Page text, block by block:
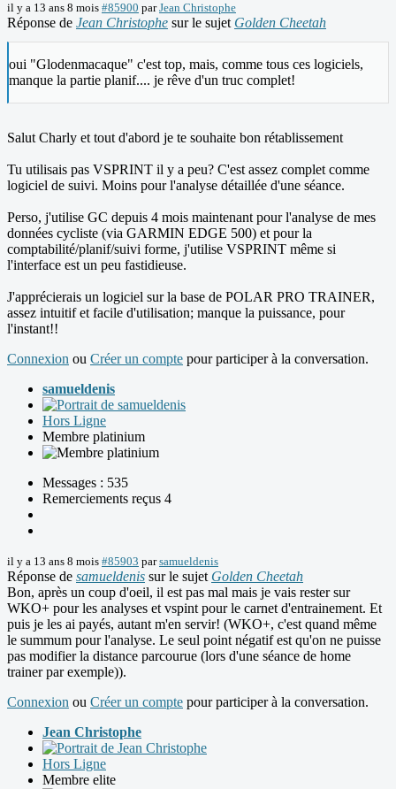
il y a 13 ans 8 mois #85900 parJean Christophe
Réponse de Jean Christophe sur le sujet Golden Cheetah
oui "Glodenmacaque" c'est top, mais, comme tous ces logiciels,
manque la partie planif.... je rêve d'un truc complet!
Salut Charly et tout d'abord je te souhaite bon rétablissement
Tu utilisais pas VSPRINT il y a peu? C'est assez complet comme
logiciel de suivi. Moins pour l'analyse détaillée d'une séance.
Perso, j'utilise GC depuis 4 mois maintenant pour l'analyse de mes
données cycliste (via GARMIN EDGE 500) et pour la
comptabilité/planif/suivi forme, j'utilise VSPRINT même si
l'interface est un peu fastidieuse.
J'apprécierais un logiciel sur la base de POLAR PRO TRAINER,
assez intuitif et facile d'utilisation; manque la puissance, pour
l'instant!!
Connexion ou Créer un compte pour participer à la conversation.
samueldenis
Hors Ligne
Membre platinium
Messages : 535
Remerciements reçus 4
il y a 13 ans 8 mois #85903 parsamueldenis
Réponse de samueldenis sur le sujet Golden Cheetah
Bon, après un coup d'oeil, il est pas mal mais je vais rester sur
WKO+ pour les analyses et vspint pour le carnet d'entrainement. Et
puis je les ai payés, autant m'en servir! (WKO+, c'est quand même
le summum pour l'analyse. Le seul point négatif est qu'on ne puisse
pas modifier la distance parcourue (lors d'une séance de home
trainer par exemple)).
Connexion ou Créer un compte pour participer à la conversation.
Jean Christophe
Hors Ligne
Membre elite